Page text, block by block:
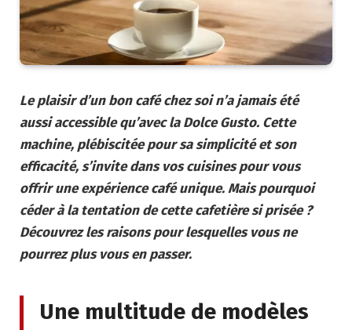
Le plaisir d’un bon café chez soi n’a jamais été
aussi accessible qu’avec la Dolce Gusto. Cette
machine, plébiscitée pour sa simplicité et son
efficacité, s’invite dans vos cuisines pour vous
offrir une expérience café unique. Mais pourquoi
céder à la tentation de cette cafetière si prisée ?
Découvrez les raisons pour lesquelles vous ne
pourrez plus vous en passer.
Une multitude de modèles